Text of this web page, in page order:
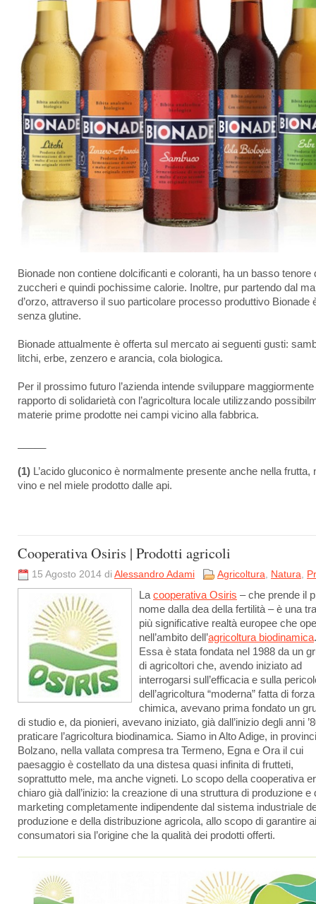
Bionade non contiene dolcificanti e coloranti, ha un basso tenore
zuccheri e quindi pochissime calorie. Inoltre, pur partendo dal
d’orzo, attraverso il suo particolare processo produttivo Bionade
senza glutine.
Bionade attualmente è offerta sul mercato ai seguenti gusti:
litchi, erbe, zenzero e arancia, cola biologica.
Per il prossimo futuro l’azienda intende sviluppare maggiormente
rapporto di solidarietà con l’agricoltura locale utilizzando
materie prime prodotte nei campi vicino alla fabbrica.
(1) L’acido gluconico è normalmente presente anche nella frutta,
vino e nel miele prodotto dalle api.
Cooperativa Osiris | Prodotti agricoli
15 Agosto 2014 di Alessandro Adami Agricoltura, Natura,
La cooperativa Osiris – che prende il
nome dalla dea della fertilità – è una
più significative realtà europee che
nell’ambito dell’agricoltura biodinamica.
Essa è stata fondata nel 1988 da un
di agricoltori che, avendo iniziato ad
interrogarsi sull’efficacia e sulla
dell’agricoltura “moderna” fatta di
chimica, avevano prima fondato un
di studio e, da pionieri, avevano iniziato, già dall’inizio degli anni
praticare l’agricoltura biodinamica. Siamo in Alto Adige, in
Bolzano, nella vallata compresa tra Termeno, Egna e Ora il cui
paesaggio è costellato da una distesa quasi infinita di frutteti,
soprattutto mele, ma anche vigneti. Lo scopo della cooperativa
chiaro già dall’inizio: la creazione di una struttura di produzione e
marketing completamente indipendente dal sistema industriale
produzione e della distribuzione agricola, allo scopo di garantire ai
consumatori sia l’origine che la qualità dei prodotti offerti.